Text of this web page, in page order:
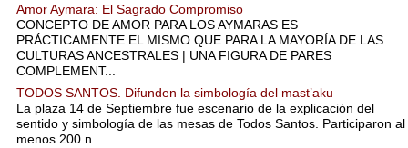
Amor Aymara: El Sagrado Compromiso
CONCEPTO DE AMOR PARA LOS AYMARAS ES
PRÁCTICAMENTE EL MISMO QUE PARA LA MAYORÍA DE LAS
CULTURAS ANCESTRALES | UNA FIGURA DE PARES
COMPLEMENT...
TODOS SANTOS. Difunden la simbología del mast’aku
La plaza 14 de Septiembre fue escenario de la explicación del
sentido y simbología de las mesas de Todos Santos. Participaron al
menos 200 n...